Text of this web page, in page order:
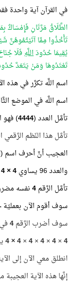
في القرآن آية واحدة
الطَّلَاقُ مَرَّتَانِ فَإِمْسَاكٌ
تَأْخُذُوا مِمَّا آتَيْتُمُوهُنَّ
يُقِيمَا حُدُودَاللَّهِفَلَا
تَعْتَدُوهَا وَمَنْ يَتَعَدَّ
اسم اللَّه تكرَّر في هذه
اسم اللَّه في الموضع
تأمَّل العدد (4444) فهو
تأمَّل هذا النّظم
العجيب أنَّ أحرف اسم
والعدد 96 يساوي
4 × 4 × 6
تأمَّل الرَّقم4نفسه
سوف أقوم الآن
سوف أضرب الرَّقم4
4
×
4
×
4
×
4
×
4 × 4
انطلق معي الآن إلى
إنَّها هذه الآية